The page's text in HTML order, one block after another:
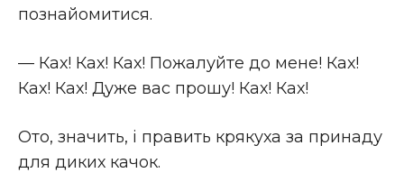
познайомитися.
— Ках! Ках! Ках! Пожалуйте до мене! Ках!
Ках! Ках! Дуже вас прошу! Ках! Ках!
Ото, значить, i править крякуха за принаду
для диких качок.